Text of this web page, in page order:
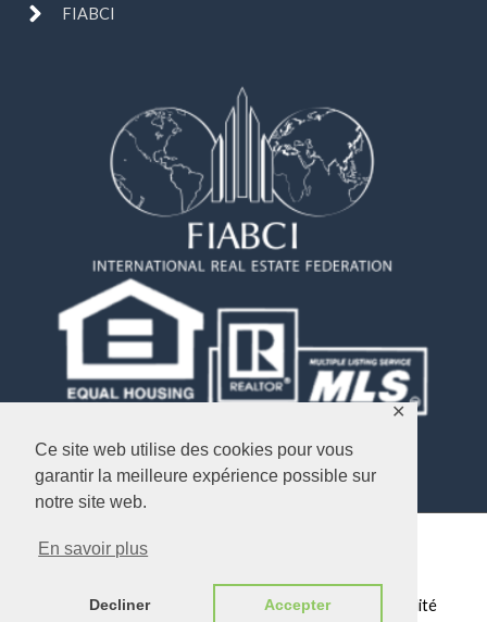
Ce site web utilise des cookies pour vous
garantir la meilleure expérience possible sur
notre site web.
En savoir plus
Decliner Accepter
✕
FIABCI
Copyright © 2026
Plan du Site/Mentions légales Politique de confidentialité